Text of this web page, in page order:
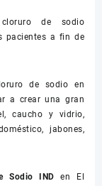
de sodio
pacientes a fin de
de sodio en
a crear una gran
caucho y vidrio,
jabones,
Sodio INDen El